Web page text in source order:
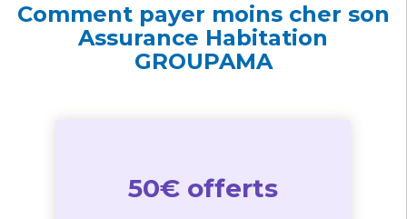
Comment payer moins cher son
Assurance Habitation
GROUPAMA
50€ offerts